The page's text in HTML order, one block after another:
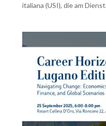
italiana (USI), die am